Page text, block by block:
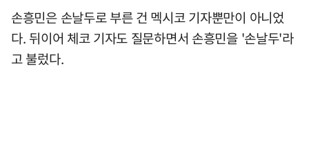
손흥민은 손날두로 부른 건 멕시코 기자뿐만이 아니었
다. 뒤이어 체코 기자도 질문하면서 손흥민을 '손날두'라
고 불렀다.